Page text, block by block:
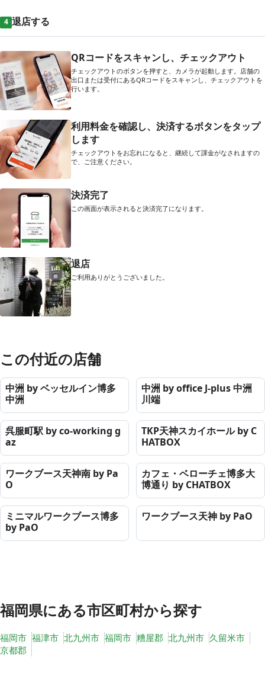
4 退店する
QRコードをスキャンし、チェックアウト
チェックアウトのボタンを押すと、カメラが起動します。店舗の
出口または受付にあるQRコードをスキャンし、チェックアウトを
行います。
利用料金を確認し、決済するボタンをタップ
します
チェックアウトをお忘れになると、継続して課金がなされますの
で、ご注意ください。
決済完了
この画面が表示されると決済完了になります。
退店
ご利用ありがとうございました。
この付近の店舗
中洲 by ベッセルイン博多
中洲
中洲 by office J-plus 中洲
川端
呉服町駅 by co-working g
az
TKP天神スカイホール by C
HATBOX
ワークブース天神南 by Pa
O
カフェ・ベローチェ博多大
博通り by CHATBOX
ミニマルワークブース博多
by PaO
ワークブース天神 by PaO
福岡県にある市区町村から探す
福岡市 福津市 北九州市 福岡市 糟屋郡 北九州市 久留米市
京都郡